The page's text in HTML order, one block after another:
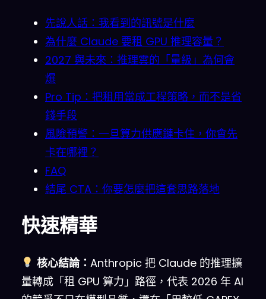
先說人話：我看到的訊號是什麼
為什麼 Claude 要租 GPU 推理容量？
2027 與未來：推理雲的「量級」為何會
爆
Pro Tip：把租用當成工程策略，而不是省
錢手段
風險預警：一旦算力供應鏈卡住，你會先
卡在哪裡？
FAQ
結尾 CTA：你要怎麼把這套思路落地
快速精華
核心結論： Anthropic 把 Claude 的推理擴
量轉成「租 GPU 算力」路徑，代表 2026 年 AI